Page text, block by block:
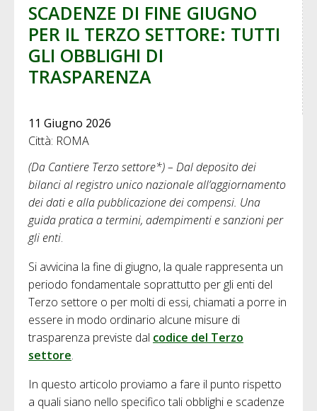
SCADENZE DI FINE GIUGNO
PER IL TERZO SETTORE: TUTTI
GLI OBBLIGHI DI
TRASPARENZA
11 Giugno 2026
Città: ROMA
(Da Cantiere Terzo settore*) – Dal deposito dei
bilanci al registro unico nazionale all’aggiornamento
dei dati e alla pubblicazione dei compensi. Una
guida pratica a termini, adempimenti e sanzioni per
gli enti.
Si avvicina la fine di giugno, la quale rappresenta un
periodo fondamentale soprattutto per gli enti del
Terzo settore o per molti di essi, chiamati a porre in
essere in modo ordinario alcune misure di
trasparenza previste dal codice del Terzo
settore.
In questo articolo proviamo a fare il punto rispetto
a quali siano nello specifico tali obblighi e scadenze